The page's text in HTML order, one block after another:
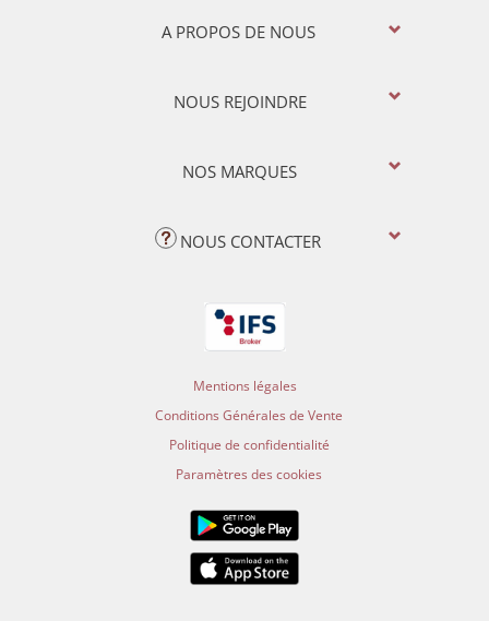
A PROPOS DE NOUS
NOUS REJOINDRE
NOS MARQUES
NOUS CONTACTER
Mentions légales
Conditions Générales de Vente
Politique de confidentialité
Paramètres des cookies